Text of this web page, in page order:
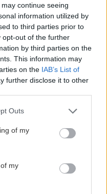
continue seeing
information utilized by
to third parties prior to
opt-out of the further
by third parties on the
This information may
on the IAB’s List of
further disclose it to other
one or more Google
You may click to
its third-party tags to
in below Google
Outs
of my
my